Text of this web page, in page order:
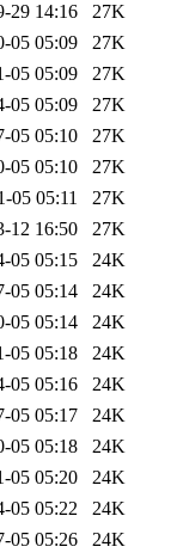
29 14:16
27K
05 05:09
27K
05 05:09
27K
05 05:09
27K
05 05:10
27K
05 05:10
27K
05 05:11
27K
12 16:50
27K
05 05:15
24K
05 05:14
24K
05 05:14
24K
05 05:18
24K
05 05:16
24K
05 05:17
24K
05 05:18
24K
05 05:20
24K
05 05:22
24K
05 05:26
24K